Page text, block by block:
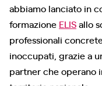
abbiamo lanciato in
formazione ELISallo
professionali
inoccupati, grazie a
partner che operano